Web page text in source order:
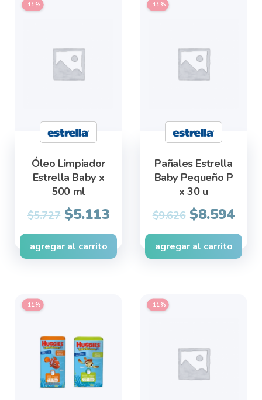
Óleo Limpiador
Estrella Baby x
500 ml
-11%
$5.727 Original
price
was:
$5.727.
$5.113Current
price
is:
$5.113.
agregar al carrito
Pañales Estrella
Baby Pequeño P
x 30 u
-11%
$9.626 Original
price
was:
$9.626.
$8.594
is:
agregar al carrito
-11%
This
multiple
variants.
-11%
This
multiple